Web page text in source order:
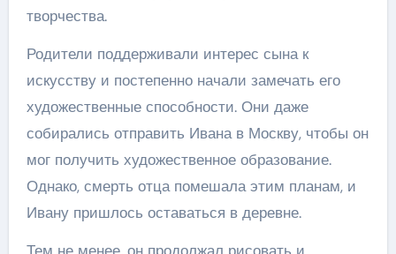
творчества.
Родители поддерживали интерес сына к
искусству и постепенно начали замечать его
художественные способности. Они даже
собирались отправить Ивана в Москву, чтобы он
мог получить художественное образование.
Однако, смерть отца помешала этим планам, и
Ивану пришлось оставаться в деревне.
Тем не менее, он продолжал рисовать и